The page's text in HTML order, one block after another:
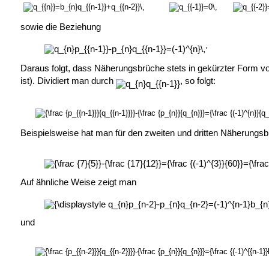
sowie die Beziehung
.
Daraus folgt, dass Näherungsbrüche stets in gekürzter Form
ist). Dividiert man durch
, so folgt:
Beispielsweise hat man für den zweiten und dritten
Auf ähnliche Weise zeigt man
und